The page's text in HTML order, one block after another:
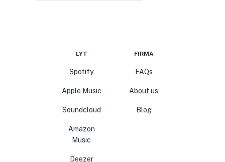
LYT
Spotify
Apple Music
Soundcloud
Amazon
Music
Deezer
FIRMA
FAQs
About us
Blog